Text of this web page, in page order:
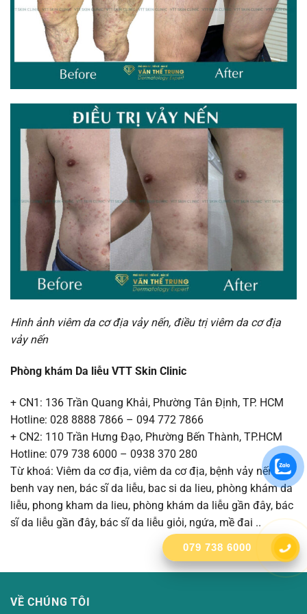
Hình ảnh viêm da cơ địa vảy nến, điều trị viêm da cơ địa
vảy nến
Phòng khám Da liễu VTT Skin Clinic
+ CN1: 136 Trần Quang Khải, Phường Tân Định, TP. HCM
Hotline: 028 8888 7866 – 094 772 7866
+ CN2: 110 Trần Hưng Đạo, Phường Bến Thành, TP.HCM
Hotline: 079 738 6000 – 0938 370 280
Từ khoá: Viêm da cơ địa, viêm da cơ địa, bệnh vảy nến,
benh vay nen, bác sĩ da liễu, bac si da lieu, phòng khám da
liễu, phong kham da lieu, phòng khám da liễu gần đây, bác
sĩ da liễu gần đây, bác sĩ da liễu giỏi, ngứa, mề đai ..
VỀ CHÚNG TÔI
079 738 6000